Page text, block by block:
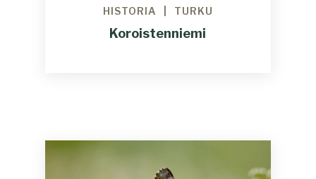
HISTORIA TURKU
Koroistenniemi